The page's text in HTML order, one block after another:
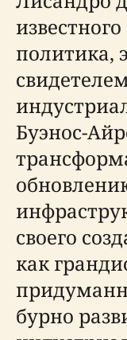
политика,
Буэнос-
своего
как
бурно